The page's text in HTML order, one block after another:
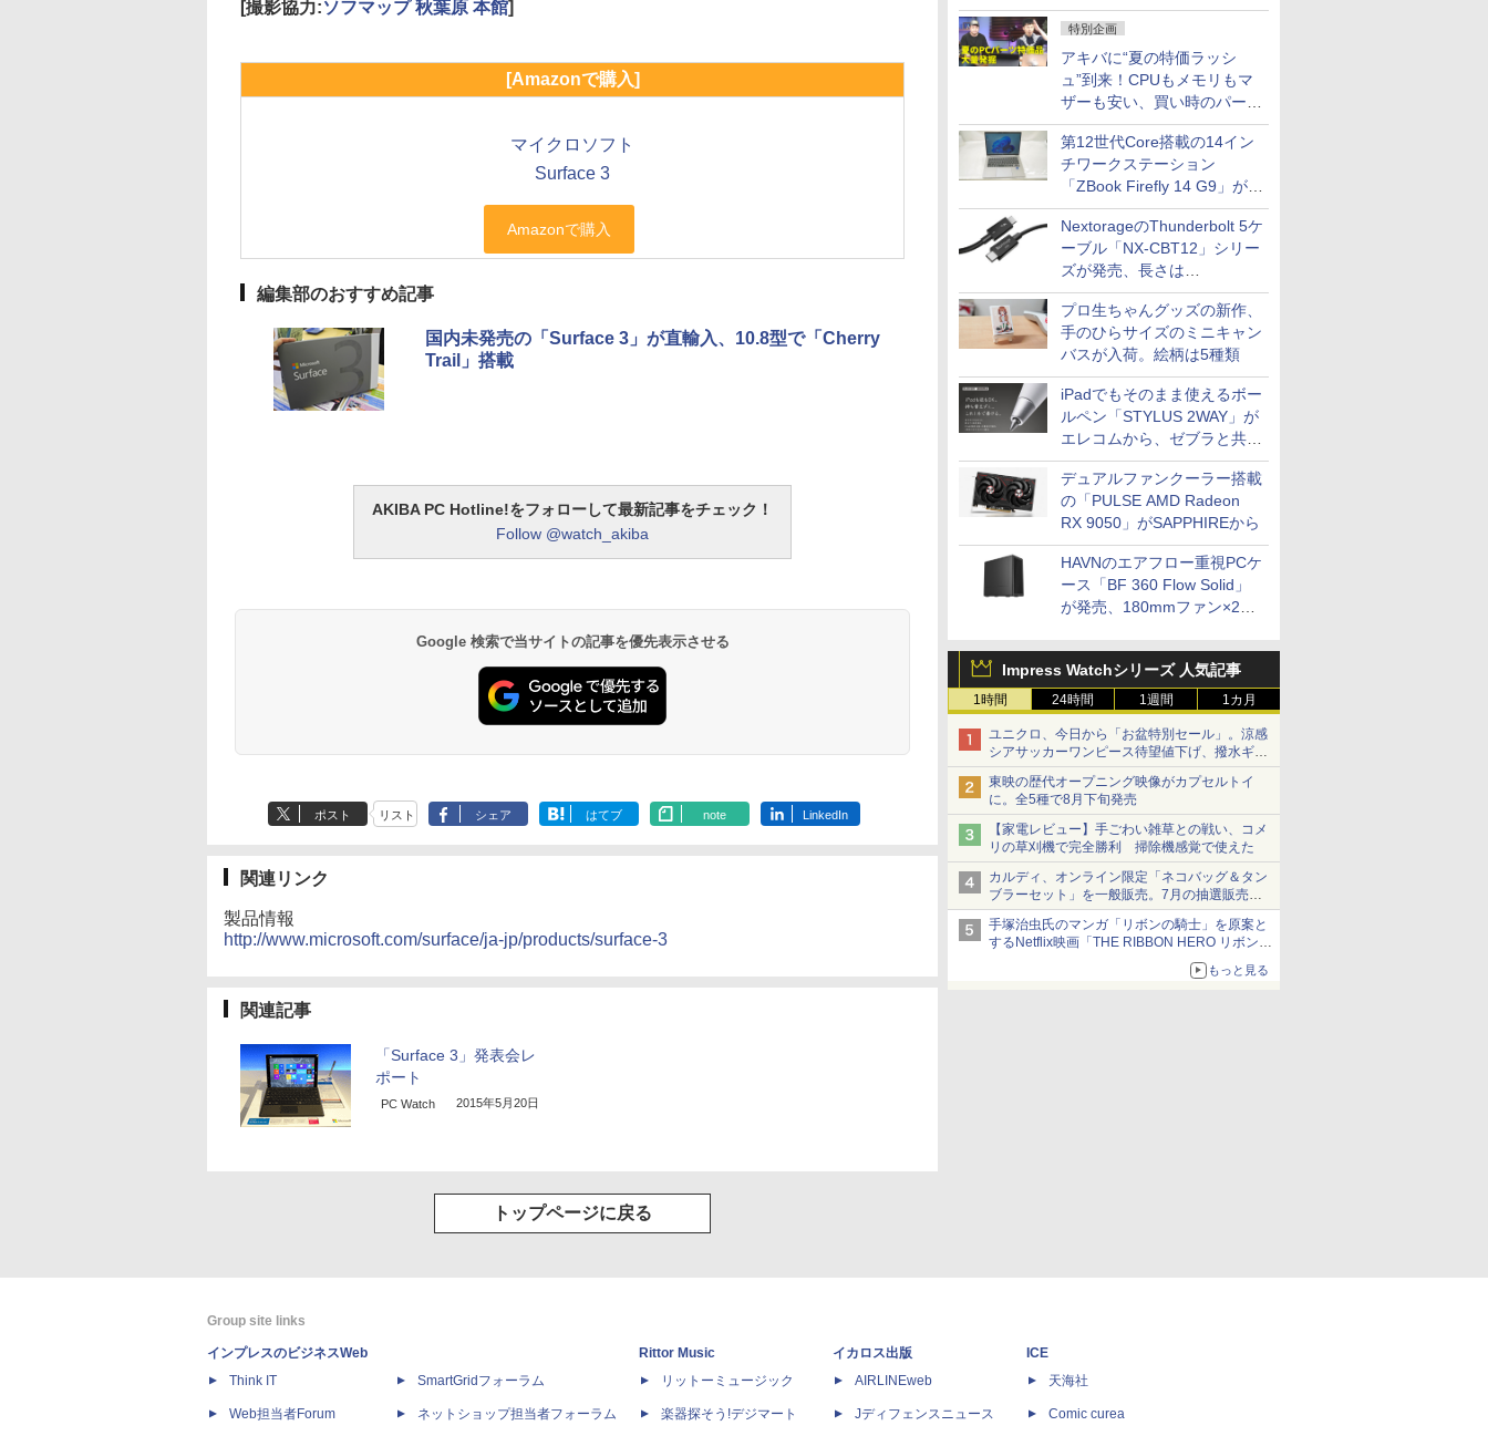
特別企画
アキバに“夏の特価ラッシ
ュ”到来！CPUもメモリもマ
ザーも安い、買い時のパーツ
は？【8月7日(金)22時配信】
第12世代Core搭載の14イン
チワークステーション
「ZBook Firefly 14 G9」が
79,800円！秋葉原で中古PC
セール
NextorageのThunderbolt 5ケ
ーブル「NX-CBT12」シリー
ズが発売、長さは
30cm/50cm/1mの3種類
プロ生ちゃんグッズの新作、
手のひらサイズのミニキャン
バスが入荷。絵柄は5種類
iPadでもそのまま使えるボー
ルペン「STYLUS 2WAY」が
エレコムから、ゼブラと共同
開発
デュアルファンクーラー搭載
の「PULSE AMD Radeon
RX 9050」がSAPPHIREから
HAVNのエアフロー重視PCケ
ース「BF 360 Flow Solid」
が発売、180mmファン×2搭
Impress Watchシリーズ 人気記事
1時間 24時間 1週間 1カ月
ユニクロ、今日から「お盆特別セール」。涼感
シアサッカーワンピース待望値下げ、撥水ギア
ショーツは1990円に
東映の歴代オープニング映像がカプセルトイ
に。全5種で8月下旬発売
【家電レビュー】手ごわい雑草との戦い、コメ
リの草刈機で完全勝利 掃除機感覚で使えた
カルディ、オンライン限定「ネコバッグ＆タン
ブラーセット」を一般販売。7月の抽選販売の
当選無効分
手塚治虫氏のマンガ「リボンの騎士」を原案と
するNetflix映画「THE RIBBON HERO リボンヒ
もっと見る
[撮影協力:ソフマップ 秋葉原 本館]
[Amazonで購入]
マイクロソフト
Surface 3
編集部のおすすめ記事
国内未発売の「Surface 3」が直輸入、10.8型で「Cherry
Trail」搭載
AKIBA PC Hotline!をフォローして最新記事をチェック！
Follow @watch_akiba
Google 検索で当サイトの記事を優先表示させる
ポスト リスト シェア はてブ note LinkedIn
関連リンク
製品情報
http://www.microsoft.com/surface/ja-jp/products/surface-3
関連記事
「Surface 3」発表会レ
ポート
PC Watch 2015年5月20日
トップページに戻る
Group site links
インプレスのビジネスWeb
Think IT
Web担当者Forum
SmartGridフォーラム
ネットショップ担当者フォーラム
Rittor Music
リットーミュージック
楽器探そう!デジマート
イカロス出版
AIRLINEweb
Jディフェンスニュース
ICE
天海社
Comic curea